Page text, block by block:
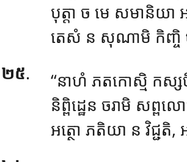
បុត្តា ច មេ សមានិយា
តេសំ ន សុណាមិ កិញ្ចិ ប
២៥.
‘‘នាហំ ភតកោស្មិ កស្
និព្ពិដ្ឋេន ចរាមិ សព្ពល
អត្ថោ ភតិយា ន វិជ្ជតិ,